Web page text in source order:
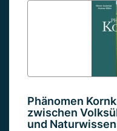
Phänomen
zwischen
und